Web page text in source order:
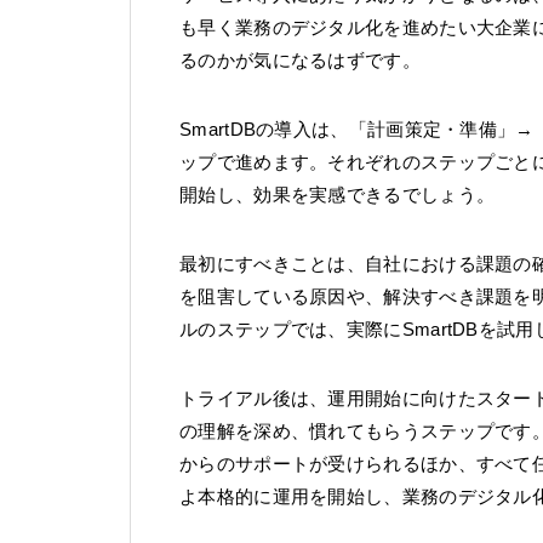
も早く業務のデジタル化を進めたい大企
るのかが気になるはずです。
SmartDBの導入は、「計画策定・準備」
ップで進めます。それぞれのステップご
開始し、効果を実感できるでしょう。
最初にすべきことは、自社における課題
を阻害している原因や、解決すべき課題
ルのステップでは、実際にSmartDBを試
トライアル後は、運用開始に向けたスタ
の理解を深め、慣れてもらうステップで
からのサポートが受けられるほか、すべ
よ本格的に運用を開始し、業務のデジタル